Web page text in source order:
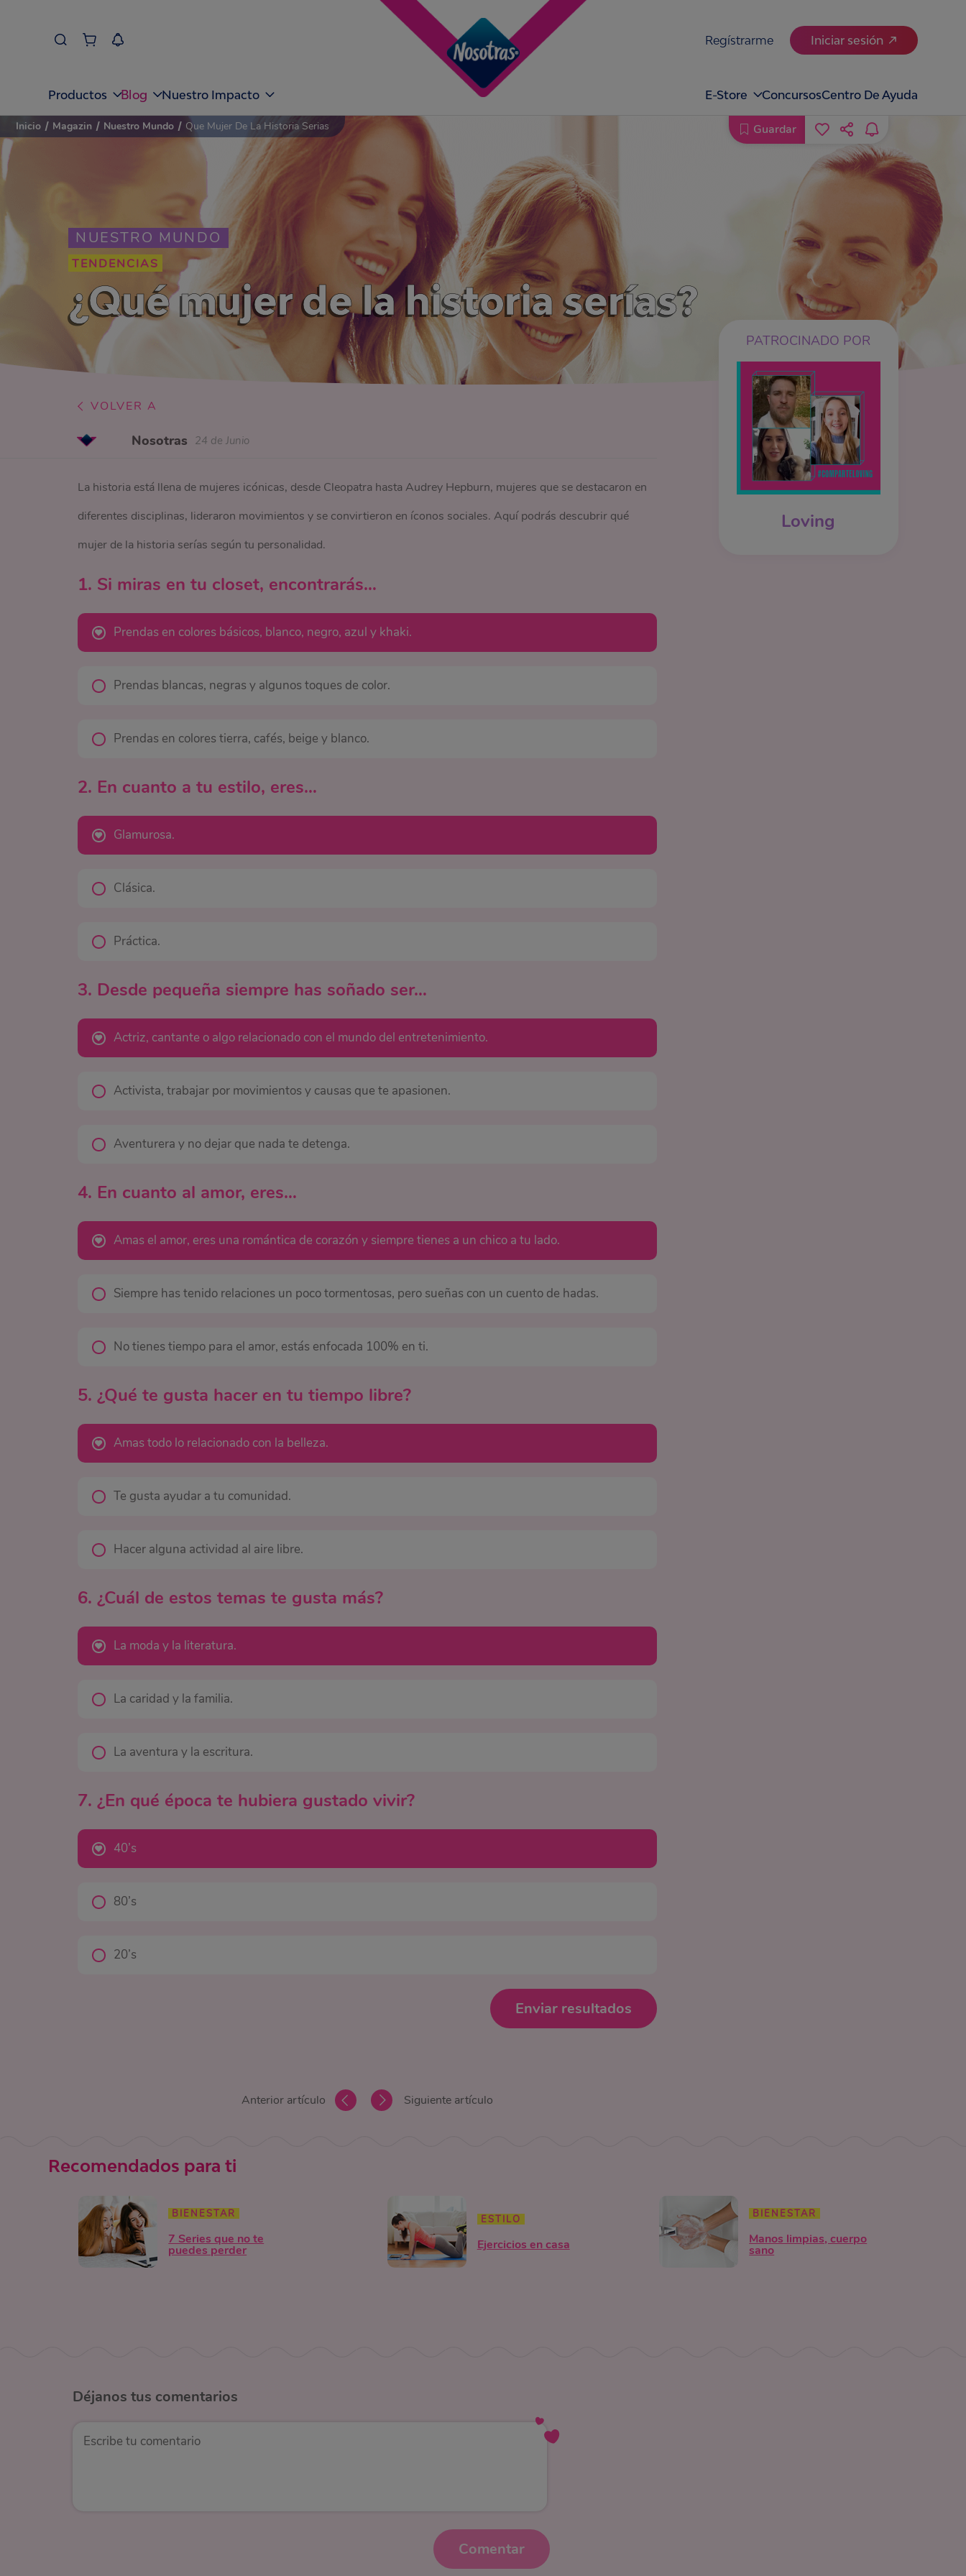
Regístrarme Iniciar sesión
Productos Blog Nuestro Impacto E-Store ConcursosCentro De Ayuda
NUESTRO MUNDO
TENDENCIAS
¿Qué mujer de la historia serías?
PATROCINADO POR
Loving
Inicio / Magazin / Nuestro Mundo / Que Mujer De La Historia Serias Guardar
VOLVER A
Nosotras 24 de Junio
La historia está llena de mujeres icónicas, desde Cleopatra hasta Audrey Hepburn, mujeres que se destacaron en
diferentes disciplinas, lideraron movimientos y se convirtieron en íconos sociales. Aquí podrás descubrir qué
mujer de la historia serías según tu personalidad.
1. Si miras en tu closet, encontrarás…
Prendas en colores básicos, blanco, negro, azul y khaki.
Prendas blancas, negras y algunos toques de color.
Prendas en colores tierra, cafés, beige y blanco.
2. En cuanto a tu estilo, eres…
Glamurosa.
Clásica.
Práctica.
3. Desde pequeña siempre has soñado ser…
Actriz, cantante o algo relacionado con el mundo del entretenimiento.
Activista, trabajar por movimientos y causas que te apasionen.
Aventurera y no dejar que nada te detenga.
4. En cuanto al amor, eres…
Amas el amor, eres una romántica de corazón y siempre tienes a un chico a tu lado.
Siempre has tenido relaciones un poco tormentosas, pero sueñas con un cuento de hadas.
No tienes tiempo para el amor, estás enfocada 100% en ti.
5. ¿Qué te gusta hacer en tu tiempo libre?
Amas todo lo relacionado con la belleza.
Te gusta ayudar a tu comunidad.
Hacer alguna actividad al aire libre.
6. ¿Cuál de estos temas te gusta más?
La moda y la literatura.
La caridad y la familia.
La aventura y la escritura.
7. ¿En qué época te hubiera gustado vivir?
40’s
80’s
20’s
Enviar resultados
Anterior artículo Siguiente artículo
Recomendados para ti
BIENESTAR
7 Series que no te
puedes perder
ESTILO
Ejercicios en casa
BIENESTAR
Manos limpias, cuerpo
sano
Déjanos tus comentarios
Comentar